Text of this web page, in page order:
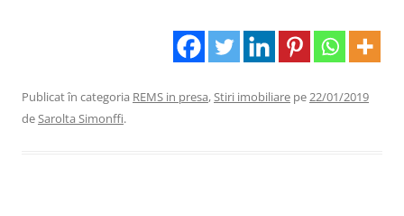
Publicat în categoria REMS in presa,Stiri imobiliare pe22/01/2019
deSarolta Simonffi.